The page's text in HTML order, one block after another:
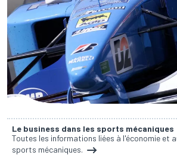
Le business dans les sports mécaniques
Toutes les informations liées à l'économie et
sports mécaniques.